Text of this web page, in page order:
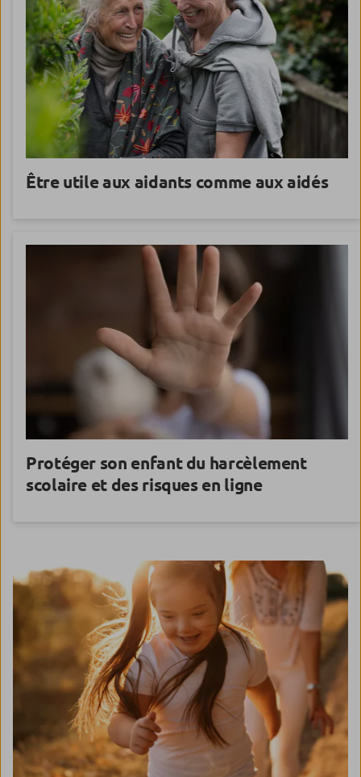
Être utile aux aidants comme aux aidés
Protéger son enfantdu harcèlement
scolaire et des risques en ligne